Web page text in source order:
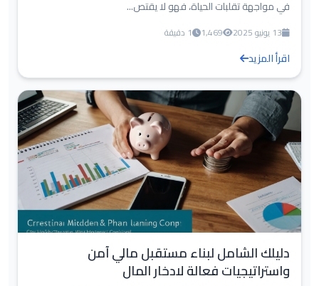
في مواجهة تقلبات الحياة، فهو لا يقتص...
13 يونيو 2025 1,469 1 دقيقة
اقرأ المزيد
دليلك الشامل لبناء مستقبل مالي آمن
واستراتيجيات فعالة لادخار المال